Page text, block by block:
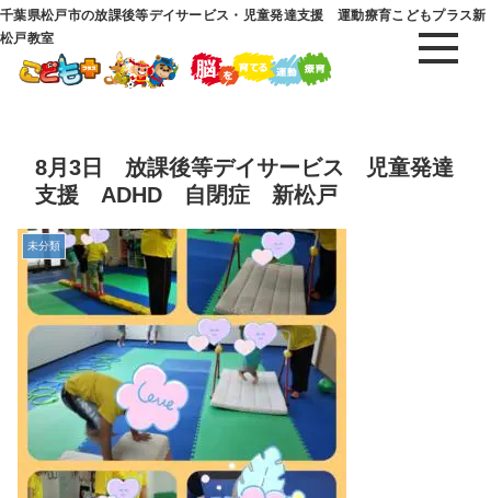
千葉県松戸市の放課後等デイサービス・児童発達支援 運動療育こどもプラス新
松戸教室
8月3日 放課後等デイサービス 児童発達
支援 ADHD 自閉症 新松戸
未分類